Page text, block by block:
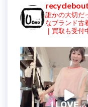
誰かの大切だ
なブランド古
｜買取も受付